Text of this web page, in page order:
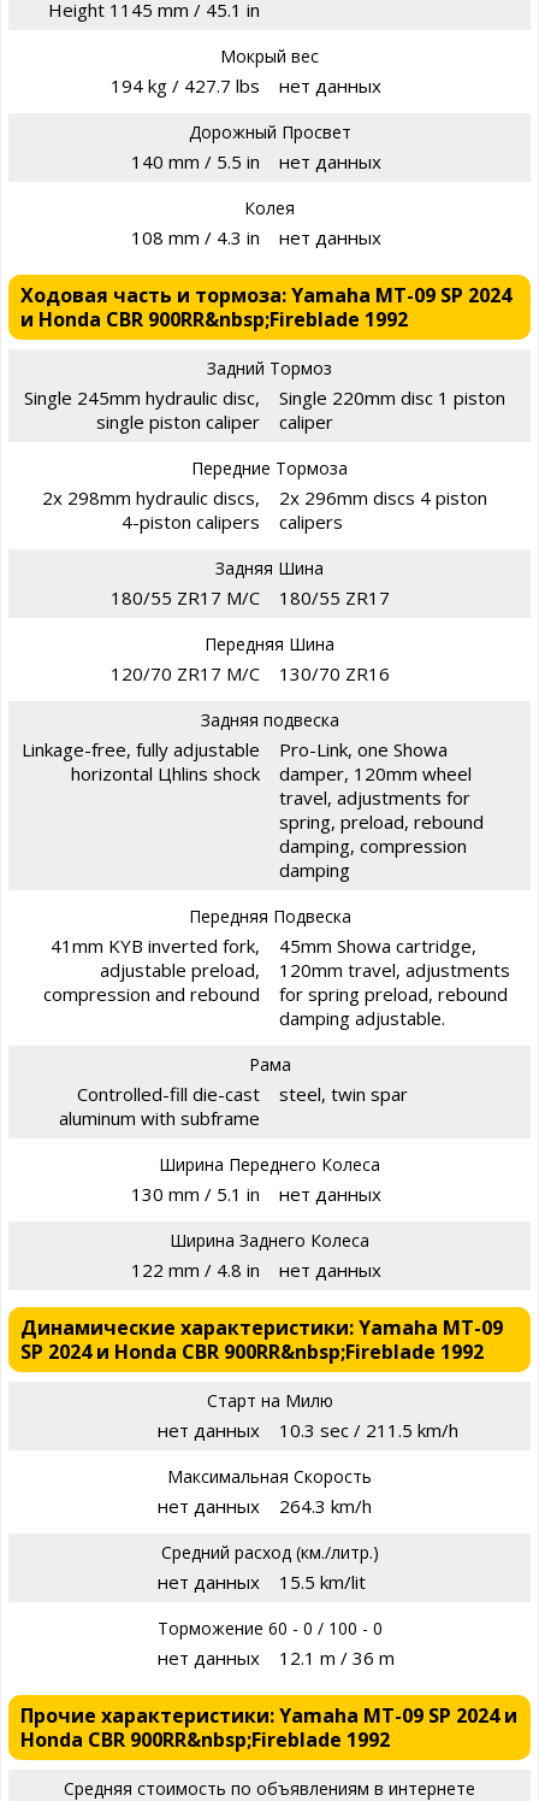
Height 1145 mm / 45.1 in
Мокрый вес
194 kg / 427.7 lbs нет данных
Дорожный Просвет
140 mm / 5.5 in нет данных
Колея
108 mm / 4.3 in нет данных
Ходовая часть и тормоза: Yamaha MT-09 SP 2024
и Honda CBR 900RR&nbsp;Fireblade 1992
Задний Тормоз
Single 245mm hydraulic disc,
single piston caliper
Single 220mm disc 1 piston
caliper
Передние Тормоза
2x 298mm hydraulic discs,
4-piston calipers
2x 296mm discs 4 piston
calipers
Задняя Шина
180/55 ZR17 M/C 180/55 ZR17
Передняя Шина
120/70 ZR17 M/C 130/70 ZR16
Задняя подвеска
Linkage-free, fully adjustable
horizontal Цhlins shock
Pro-Link, one Showa
damper, 120mm wheel
travel, adjustments for
spring, preload, rebound
damping, compression
damping
Передняя Подвеска
41mm KYB inverted fork,
adjustable preload,
compression and rebound
45mm Showa cartridge,
120mm travel, adjustments
for spring preload, rebound
damping adjustable.
Рама
Controlled-fill die-cast
aluminum with subframe
steel, twin spar
Ширина Переднего Колеса
130 mm / 5.1 in нет данных
Ширина Заднего Колеса
122 mm / 4.8 in нет данных
Динамические характеристики: Yamaha MT-09
SP 2024 и Honda CBR 900RR&nbsp;Fireblade 1992
Старт на Милю
нет данных 10.3 sec / 211.5 km/h
Максимальная Скорость
нет данных 264.3 km/h
Средний расход (км./литр.)
нет данных 15.5 km/lit
Торможение 60 - 0 / 100 - 0
нет данных 12.1 m / 36 m
Прочие характеристики: Yamaha MT-09 SP 2024 и
Honda CBR 900RR&nbsp;Fireblade 1992
Средняя стоимость по объявлениям в интернете